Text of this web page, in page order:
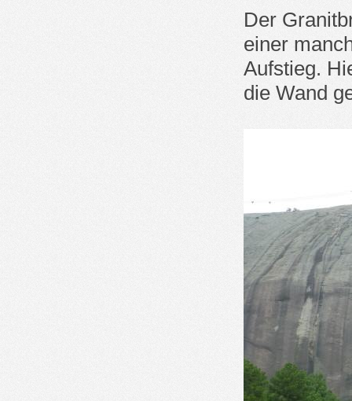
Der
einer
Aufstieg.
die Wand